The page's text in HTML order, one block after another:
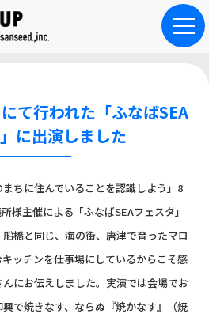
て行われた「ふなばSEA
に出演しました
まちに住んでいることを認識しよう」8
様主催による「ふなばSEAフェスタ」
橋と同じ、海の街、唐津で育ったマロ
ッチンを仕事場にしているからこそ感
にお伝えしました。実演では会場でお
で焼きなす、ならぬ『焼かなす』（焼